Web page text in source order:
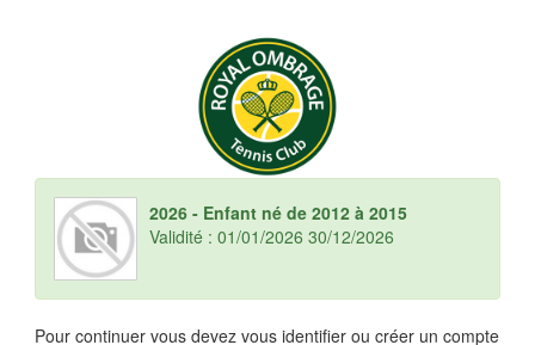
2026 - Enfant né de 2012 à 2015
Validité : 01/01/2026 30/12/2026
Pour continuer vous devez vous identifier ou créer un compte